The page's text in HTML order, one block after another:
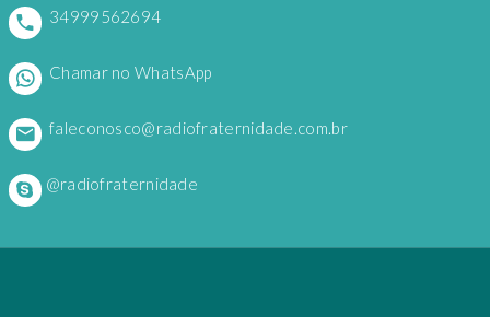
34999562694
Chamar no WhatsApp
faleconosco@radiofraternidade.com.br
@radiofraternidade